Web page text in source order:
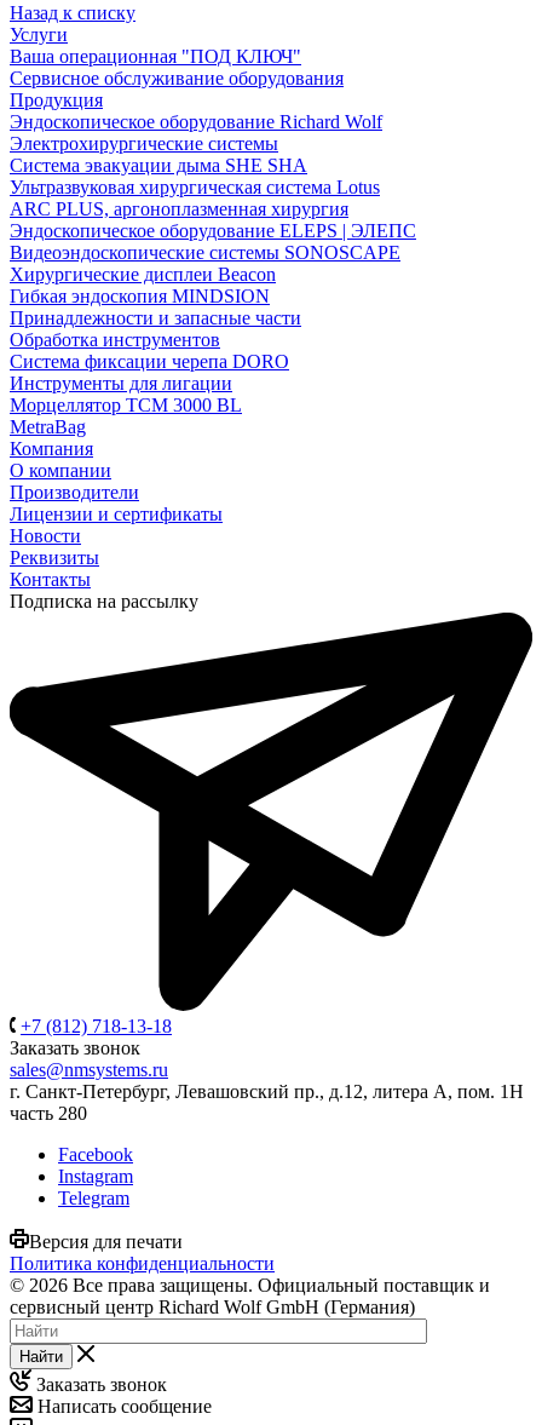
Назад к списку
Услуги
Ваша операционная "ПОД КЛЮЧ"
Сервисное обслуживание оборудования
Продукция
Эндоскопическое оборудование Richard Wolf
Электрохирургические системы
Система эвакуации дыма SHE SHA
Ультразвуковая хирургическая система Lotus
ARC PLUS, аргоноплазменная хирургия
Эндоскопическое оборудование ELEPS | ЭЛЕПС
Видеоэндоскопические системы SONOSCAPE
Хирургические дисплеи Beacon
Гибкая эндоскопия MINDSION
Принадлежности и запасные части
Обработка инструментов
Система фиксации черепа DORO
Инструменты для лигации
Морцеллятор ТСМ 3000 BL
MetraBag
Компания
О компании
Производители
Лицензии и сертификаты
Новости
Реквизиты
Контакты
Подписка на рассылку
+7 (812) 718-13-18
Заказать звонок
sales@nmsystems.ru
г. Санкт-Петербург, Левашовский пр., д.12, литера А, пом. 1Н
часть 280
Facebook
Instagram
Telegram
Версия для печати
Политика конфиденциальности
© 2026 Все права защищены. Официальный поставщик и
сервисный центр Richard Wolf GmbH (Германия)
Найти
Заказать звонок
Написать сообщение